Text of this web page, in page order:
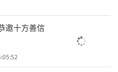
邀十方善信